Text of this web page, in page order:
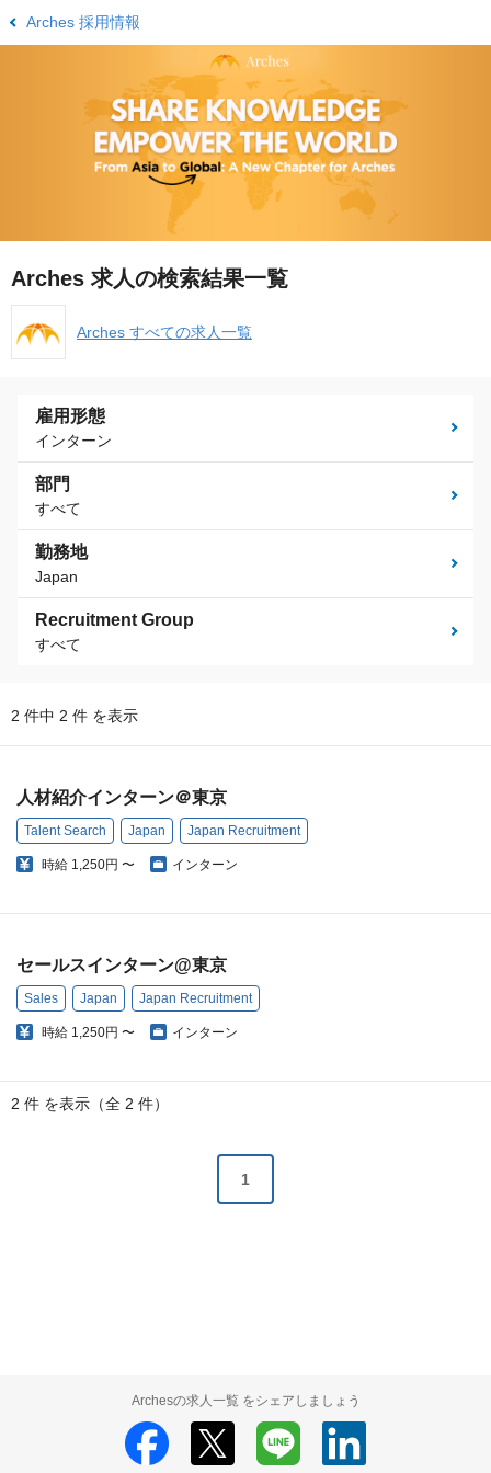
Arches 採用情報
Arches 求人の検索結果一覧
Arches すべての求人一覧
雇用形態
インターン
部門
すべて
勤務地
Japan
Recruitment Group
すべて
2 件中 2 件 を表示
人材紹介インターン＠東京
Talent Search Japan Japan Recruitment
時給 1,250円 〜 インターン
セールスインターン@東京
Sales Japan Japan Recruitment
時給 1,250円 〜 インターン
2 件 を表示（全 2 件）
1
Archesの求人一覧 をシェアしましょう